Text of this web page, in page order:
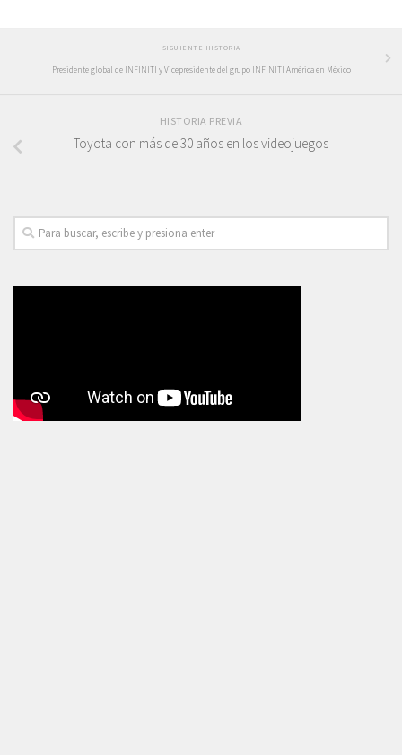
SIGUIENTE HISTORIA
Presidente global de INFINITI y Vicepresidente del grupo INFINITI América en México
HISTORIA PREVIA
Toyota con más de 30 años en los videojuegos